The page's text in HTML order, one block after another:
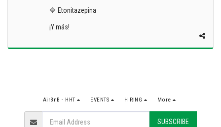
🔷 Etonitazepina
¡Y más!
AirBnB - HHT EVENTS HIRING More
SUBSCRIBE